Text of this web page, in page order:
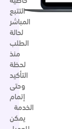
التتبع
المباشر
لحالة
الطلب
منذ
لحظة
التأكيد
وحتى
إتمام
الخدمة
يمكن